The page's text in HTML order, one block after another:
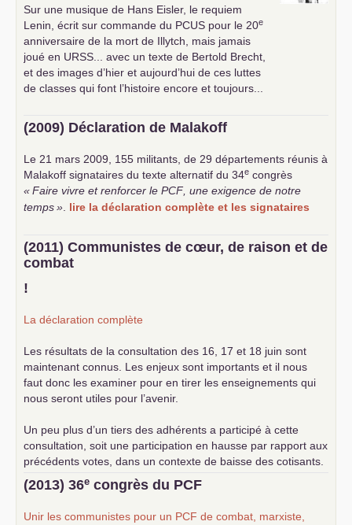
Sur une musique de Hans Eisler, le requiem
Lenin, écrit sur commande du PCUS pour le 20e
anniversaire de la mort de Illytch, mais jamais
joué en URSS ... avec un texte de Bertold Brecht,
et des images d’hier et aujourd’hui de ces luttes
de classes qui font l’histoire encore et toujours...
(2009) Déclaration de Malakoff
Le 21 mars 2009, 155 militants, de 29 départements réunis à
Malakoff signataires du texte alternatif du 34e congrès
«Faire vivre et renforcer le PCF , une exigence de notre
temps» lire la déclaration complète et les signataires
(2011) Communistes de cœur, de raison et de
combat
!
La déclaration complète
Les résultats de la consultation des 16, 17 et 18 juin sont
maintenant connus. Les enjeux sont importants et il nous
faut donc les examiner pour en tirer les enseignements qui
nous seront utiles pour l’avenir.
Un peu plus d’un tiers des adhérents a participé à cette
consultation, soit une participation en hausse par rapport aux
précédents votes, dans un contexte de baisse des cotisants.
... lire la suite
(2013) 36e congrès du PCF
Unir les communistes pour un PCF de combat, marxiste,